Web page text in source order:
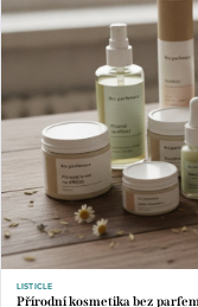
LISTICLE
Přírodní kosmetika bez